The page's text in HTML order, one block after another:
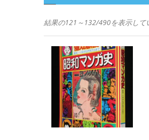
結果の121～132/490を表示して